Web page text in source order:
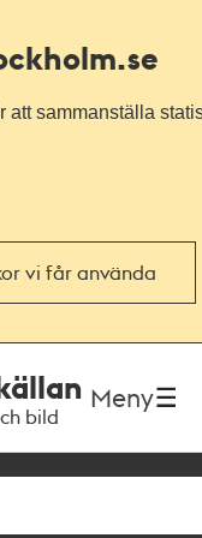
sammanställa
vi får använda
bild
Meny